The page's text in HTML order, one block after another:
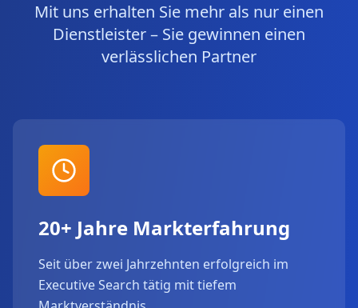
Mit uns erhalten Sie mehr als nur einen
Dienstleister – Sie gewinnen einen
verlässlichen Partner
20+ Jahre Markterfahrung
Seit über zwei Jahrzehnten erfolgreich im
Executive Search tätig mit tiefem